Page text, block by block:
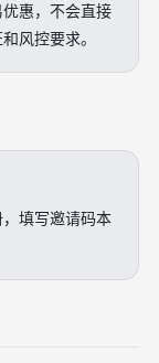
惠，不会直接
风控要求。
填写邀请码本